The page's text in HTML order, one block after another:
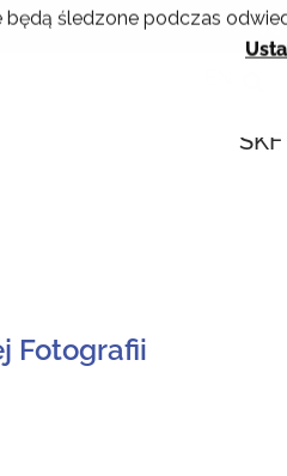
śledzone podczas
SKF
Fotografii